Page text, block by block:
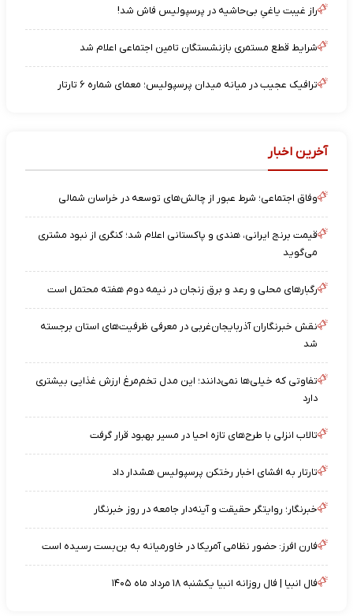
راز غیبت یاغیِ بی‌حاشیه در پرسپولیس فاش شد!
شرایط قطع مستمری بازنشستگان تامین اجتماعی اعلام شد
ترافیک عجیب در میانه میدان پرسپولیس؛ معمای شماره ۶ تارتار
آخرین اخبار
وفاق اجتماعی؛ شرط عبور از چالش‌های توسعه در خراسان شمالی
قیمت برنج ایرانی، هندی و پاکستانی اعلام شد؛ کنگری از نبود مشتری
می‌گوید
رگبارهای محلی و رعد و برق زنجان در نیمه دوم هفته محتمل است
نقش خبرنگاران آذربایجان‌غربی در معرفی ظرفیت‌های استان برجسته
شد
تفاوتی که خیلی‌ها نمی‌دانند؛ این مدل تخم‌مرغ ارزش غذایی بیشتری
دارد
تالاب انزلی با طرح‌های تازه احیا در مسیر بهبود قرار گرفت
تارتار به افشای اخبار رختکن پرسپولیس هشدار داد
خبرنگار؛ روایتگر حقیقت و آینه‌دار جامعه در روز خبرنگار
فارن افرز: حضور نظامی آمریکا در خاورمیانه به بن‌بست رسیده است
فال انبیا | فال روزانه انبیا یکشنبه ۱۸ مرداد ماه ۱۴۰۵